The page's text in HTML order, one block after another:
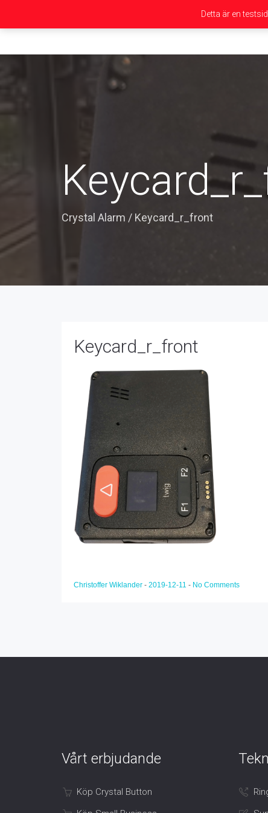
Crystal Alarm / Keycard_r_front
Keycard_r_front
Christoffer Wiklander - 2019-12-11 - No Comments
Vårt erbjudande
Köp Crystal Button
Detta är en